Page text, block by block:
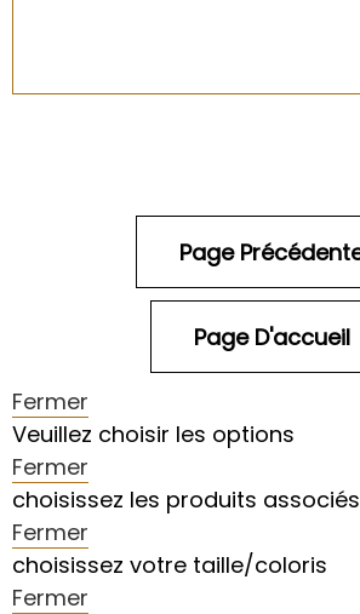
Fermer
Veuillez choisir les options
Fermer
choisissez les produits associés
Fermer
choisissez votre taille/coloris
Fermer